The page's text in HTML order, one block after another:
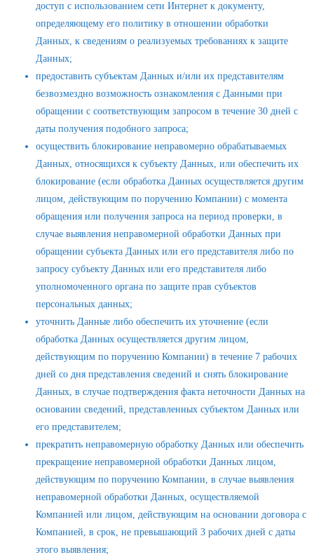
доступ с использованием сети Интернет к документу,
определяющему его политику в отношении обработки
Данных, к сведениям о реализуемых требованиях к защите
Данных;
предоставить субъектам Данных и/или их представителям
безвозмездно возможность ознакомления с Данными при
обращении с соответствующим запросом в течение 30 дней с
даты получения подобного запроса;
осуществить блокирование неправомерно обрабатываемых
Данных, относящихся к субъекту Данных, или обеспечить их
блокирование (если обработка Данных осуществляется другим
лицом, действующим по поручению Компании) с момента
обращения или получения запроса на период проверки, в
случае выявления неправомерной обработки Данных при
обращении субъекта Данных или его представителя либо по
запросу субъекту Данных или его представителя либо
уполномоченного органа по защите прав субъектов
персональных данных;
уточнить Данные либо обеспечить их уточнение (если
обработка Данных осуществляется другим лицом,
действующим по поручению Компании) в течение 7 рабочих
дней со дня представления сведений и снять блокирование
Данных, в случае подтверждения факта неточности Данных на
основании сведений, представленных субъектом Данных или
его представителем;
прекратить неправомерную обработку Данных или обеспечить
прекращение неправомерной обработки Данных лицом,
действующим по поручению Компании, в случае выявления
неправомерной обработки Данных, осуществляемой
Компанией или лицом, действующим на основании договора с
Компанией, в срок, не превышающий 3 рабочих дней с даты
этого выявления;